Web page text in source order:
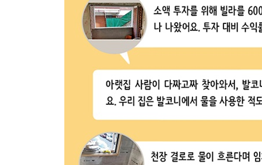
4장 임대용 주택 인테리어
[알돈신잡] 간단한 설비 TIP-입수전 | 입주민 동의
5장 단독주택 리모델링
Part 4 누구나 쉽게 하는 셀프인테리어
1장 셀프인테리어, 무엇을 알아야 할까?
3장 셀프인테리어 직접 해보기
[알돈신잡] 유용한 인테리어 제품 사이트